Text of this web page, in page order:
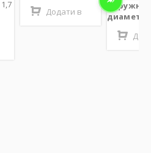
Додати в
Наружный
диаметр:1,2 м
Додати в